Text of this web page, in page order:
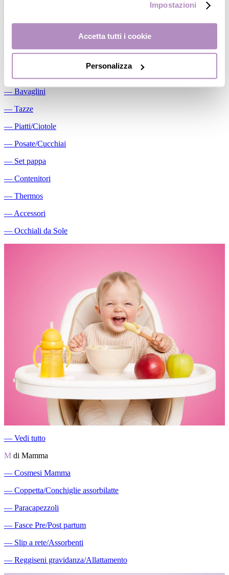
Impostazioni
Accetta tutti i cookie
Personalizza
Conservalatte Materno
―Massaggiagengive
― Bavaglini
― Tazze
― Piatti/Ciotole
― Posate/Cucchiai
― Set pappa
― Contenitori
― Thermos
― Accessori
― Occhiali da Sole
― Vedi tutto
M di Mamma
― Cosmesi Mamma
― Coppetta/Conchiglie assorbilatte
― Paracapezzoli
― Fasce Pre/Post partum
― Slip a rete/Assorbenti
― Reggiseni gravidanza/Allattamento